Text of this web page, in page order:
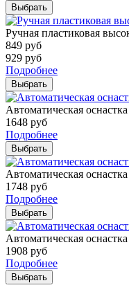
Выбрать
Ручная пластиковая
849 руб
929 руб
Подробнее
Выбрать
Автоматическая
1648 руб
Подробнее
Выбрать
Автоматическая
1748 руб
Подробнее
Выбрать
Автоматическая
1908 руб
Подробнее
Выбрать